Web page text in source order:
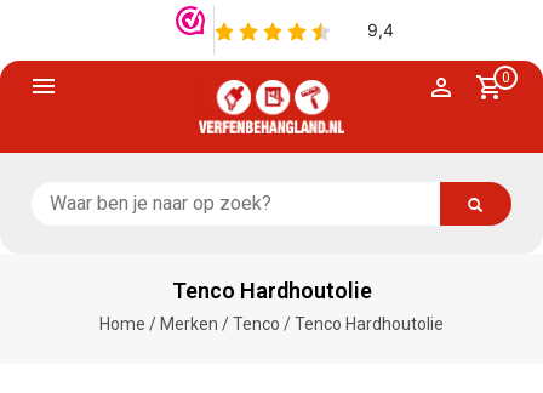
0
Tenco Hardhoutolie
Home / Merken /Tenco /Tenco Hardhoutolie